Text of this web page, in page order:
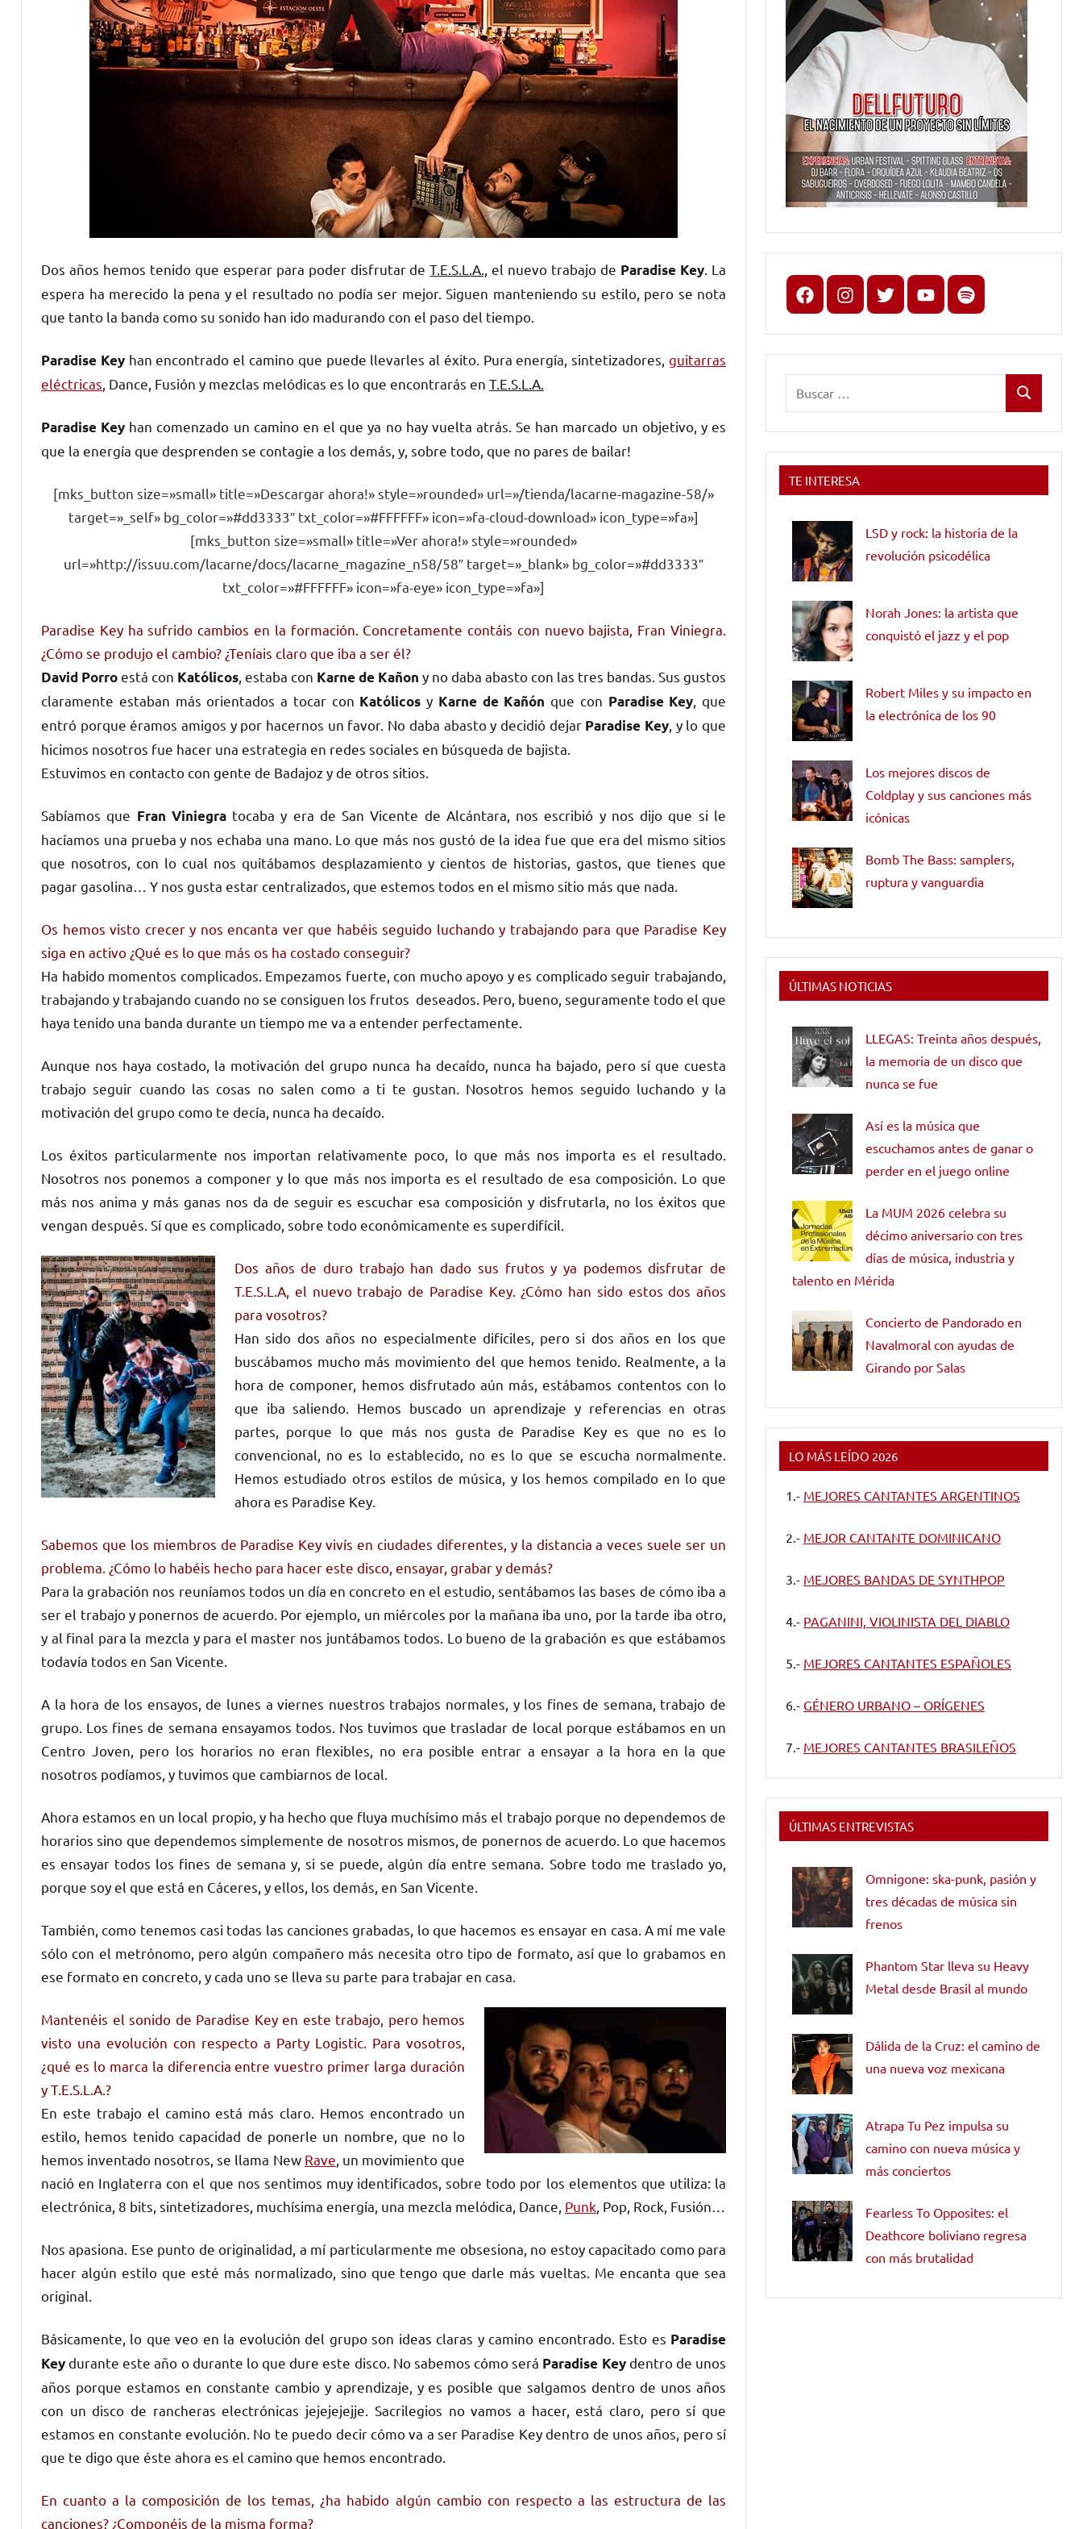
Dos años hemos tenido que esperar para poder disfrutar deT.E.S.L.A., el nuevo trabajo de Paradise Key . La
espera ha merecido la pena y el resultado no podía ser mejor. Siguen manteniendo su estilo, pero se nota
que tanto la banda como su sonido han ido madurando con el paso del tiempo.
Paradise Keyhan encontrado el camino que puede llevarles al éxito. Pura energía, sintetizadores,guitarras
eléctricas , Dance, Fusión y mezclas melódicas es lo que encontrarás en T.E.S.L.A.
Paradise Key han comenzado un camino en el que ya no hay vuelta atrás. Se han marcado un objetivo, y es
que la energía que desprenden se contagie a los demás, y, sobre todo, que no pares de bailar!
[mks_button size=»small» title=»Descargar ahora!» style=»rounded» url=»/tienda/lacarne-magazine-58/»
target=»_self» bg_color=»#dd3333″ txt_color=»#FFFFFF» icon=»fa-cloud-download» icon_type=»fa»]
[mks_button size=»small» title=»Ver ahora!» style=»rounded»
url=»http://issuu.com/lacarne/docs/lacarne_magazine_n58/58″ target=»_blank» bg_color=»#dd3333″
txt_color=»#FFFFFF» icon=»fa-eye» icon_type=»fa»]
Paradise Key ha sufrido cambios en la formación. Concretamente contáis con nuevo bajista, Fran Viniegra.
¿Cómo se produjo el cambio? ¿Teníais claro que iba a ser él?
David Porroestá con Katólicos , estaba con Karne de Kañon y no daba abasto con las tres bandas. Sus gustos
claramente estaban más orientados a tocar con Katólicos y Karne de Kañón que con Paradise Key , que
entró porque éramos amigos y por hacernos un favor. No daba abasto y decidió dejar Paradise Key, y lo que
hicimos nosotros fue hacer una estrategia en redes sociales en búsqueda de bajista.
Estuvimos en contacto con gente de Badajoz y de otros sitios.
Sabíamos que Fran Viniegratocaba y era de San Vicente de Alcántara, nos escribió y nos dijo que si le
hacíamos una prueba y nos echaba una mano. Lo que más nos gustó de la idea fue que era del mismo sitios
que nosotros, con lo cual nos quitábamos desplazamiento y cientos de historias, gastos, que tienes que
pagar gasolina… Y nos gusta estar centralizados, que estemos todos en el mismo sitio más que nada.
Os hemos visto crecer y nos encanta ver que habéis seguido luchando y trabajando para que Paradise Key
siga en activo ¿Qué es lo que más os ha costado conseguir?
Ha habido momentos complicados. Empezamos fuerte, con mucho apoyo y es complicado seguir trabajando,
trabajando y trabajando cuando no se consiguen los frutos deseados. Pero, bueno, seguramente todo el que
haya tenido una banda durante un tiempo me va a entender perfectamente.
Aunque nos haya costado, la motivación del grupo nunca ha decaído, nunca ha bajado, pero sí que cuesta
trabajo seguir cuando las cosas no salen como a ti te gustan. Nosotros hemos seguido luchando y la
motivación del grupo como te decía, nunca ha decaído.
Los éxitos particularmente nos importan relativamente poco, lo que más nos importa es el resultado.
Nosotros nos ponemos a componer y lo que más nos importa es el resultado de esa composición. Lo que
más nos anima y más ganas nos da de seguir es escuchar esa composición y disfrutarla, no los éxitos que
vengan después. Sí que es complicado, sobre todo económicamente es superdifícil.
Dos años de duro trabajo han dado sus frutos y ya podemos disfrutar de
T.E.S.L.A, el nuevo trabajo de Paradise Key. ¿Cómo han sido estos dos años
para vosotros?
Han sido dos años no especialmente difíciles, pero si dos años en los que
buscábamos mucho más movimiento del que hemos tenido. Realmente, a la
hora de componer, hemos disfrutado aún más, estábamos contentos con lo
que iba saliendo. Hemos buscado un aprendizaje y referencias en otras
partes, porque lo que más nos gusta de Paradise Key es que no es lo
convencional, no es lo establecido, no es lo que se escucha normalmente.
Hemos estudiado otros estilos de música, y los hemos compilado en lo que
ahora es Paradise Key.
Sabemos que los miembros de Paradise Key vivís en ciudades diferentes, y la distancia a veces suele ser un
problema. ¿Cómo lo habéis hecho para hacer este disco, ensayar, grabar y demás?
Para la grabación nos reuníamos todos un día en concreto en el estudio, sentábamos las bases de cómo iba a
ser el trabajo y ponernos de acuerdo. Por ejemplo, un miércoles por la mañana iba uno, por la tarde iba otro,
y al final para la mezcla y para el master nos juntábamos todos. Lo bueno de la grabación es que estábamos
todavía todos en San Vicente.
A la hora de los ensayos, de lunes a viernes nuestros trabajos normales, y los fines de semana, trabajo de
grupo. Los fines de semana ensayamos todos. Nos tuvimos que trasladar de local porque estábamos en un
Centro Joven, pero los horarios no eran flexibles, no era posible entrar a ensayar a la hora en la que
nosotros podíamos, y tuvimos que cambiarnos de local.
Ahora estamos en un local propio, y ha hecho que fluya muchísimo más el trabajo porque no dependemos de
horarios sino que dependemos simplemente de nosotros mismos, de ponernos de acuerdo. Lo que hacemos
es ensayar todos los fines de semana y, si se puede, algún día entre semana. Sobre todo me traslado yo,
porque soy el que está en Cáceres, y ellos, los demás, en San Vicente.
También, como tenemos casi todas las canciones grabadas, lo que hacemos es ensayar en casa. A mí me vale
sólo con el metrónomo, pero algún compañero más necesita otro tipo de formato, así que lo grabamos en
ese formato en concreto, y cada uno se lleva su parte para trabajar en casa.
Mantenéis el sonido de Paradise Key en este trabajo, pero hemos
visto una evolución con respecto a Party Logistic. Para vosotros,
¿qué es lo marca la diferencia entre vuestro primer larga duración
y T.E.S.L.A.?
En este trabajo el camino está más claro. Hemos encontrado un
estilo, hemos tenido capacidad de ponerle un nombre, que no lo
hemos inventado nosotros, se llama New Rave , un movimiento que
nació en Inglaterra con el que nos sentimos muy identificados, sobre todo por los elementos que utiliza: la
electrónica, 8 bits, sintetizadores, muchísima energía, una mezcla melódica, Dance, Punk , Pop, Rock, Fusión…
Nos apasiona. Ese punto de originalidad, a mí particularmente me obsesiona, no estoy capacitado como para
hacer algún estilo que esté más normalizado, sino que tengo que darle más vueltas. Me encanta que sea
original.
Básicamente, lo que veo en la evolución del grupo son ideas claras y camino encontrado. Esto es Paradise
Keydurante este año o durante lo que dure este disco. No sabemos cómo será Paradise Keydentro de unos
años porque estamos en constante cambio y aprendizaje, y es posible que salgamos dentro de unos años
con un disco de rancheras electrónicas jejejejejje. Sacrilegios no vamos a hacer, está claro, pero sí que
estamos en constante evolución. No te puedo decir cómo va a ser Paradise Key dentro de unos años, pero sí
que te digo que éste ahora es el camino que hemos encontrado.
En cuanto a la composición de los temas, ¿ha habido algún cambio con respecto a las estructura de las
canciones? ¿Componéis de la misma forma?
FacebookInstagram
X youtubespotify
Buscar
TE INTERESA
LSD y rock: la historia de la
revolución psicodélica
Norah Jones: la artista que
conquistó el jazz y el pop
Robert Miles y su impacto en
la electrónica de los 90
Los mejores discos de
Coldplay y sus canciones más
icónicas
Bomb The Bass: samplers,
ruptura y vanguardia
ÚLTIMAS NOTICIAS
LLEGAS: Treinta años después,
la memoria de un disco que
nunca se fue
Así es la música que
escuchamos antes de ganar o
perder en el juego online
La MUM 2026 celebra su
décimo aniversario con tres
días de música, industria y
talento en Mérida
Concierto de Pandorado en
Navalmoral con ayudas de
Girando por Salas
LO MÁS LEÍDO 2026
1.- MEJORES CANTANTES ARGENTINOS
2.- MEJOR CANTANTE DOMINICANO
3.- MEJORES BANDAS DE SYNTHPOP
4.- PAGANINI, VIOLINISTA DEL DIABLO
5.- MEJORES CANTANTES ESPAÑOLES
6.- GÉNERO URBANO – ORÍGENES
7.- MEJORES CANTANTES BRASILEÑOS
ÚLTIMAS ENTREVISTAS
Omnigone: ska-punk, pasión y
tres décadas de música sin
frenos
Phantom Star lleva su Heavy
Metal desde Brasil al mundo
Dálida de la Cruz: el camino de
una nueva voz mexicana
Atrapa Tu Pez impulsa su
camino con nueva música y
más conciertos
Fearless To Opposites: el
Deathcore boliviano regresa
con más brutalidad